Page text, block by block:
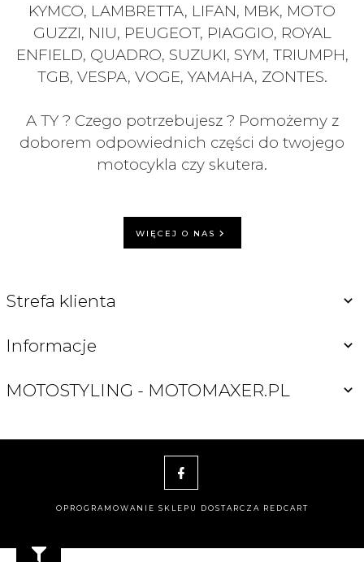
KYMCO, LAMBRETTA, LIFAN, MBK, MOTO
GUZZI, NIU, PEUGEOT, PIAGGIO, ROYAL
ENFIELD, QUADRO, SUZUKI, SYM, TRIUMPH,
TGB, VESPA, VOGE, YAMAHA, ZONTES.
A TY ? Czego potrzebujesz ? Pomożemy z
doborem odpowiednich części do twojego
motocykla czy skutera.
WIĘCEJ O NAS
Strefa klienta
Informacje
MOTOSTYLING - MOTOMAXER.PL
OPROGRAMOWANIE SKLEPU DOSTARCZA REDCART